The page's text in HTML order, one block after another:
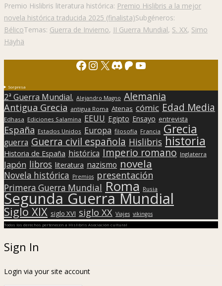
Premio Hislibris literatura histórica: Premio Hislibris a la mejor
novela histórica traducida 2025 (finalista)Subgéneros:
BélicoTemas: Guerra de Invierno, II Guerra Mundial, S. XX, Simo
Häyhä
Facebook
Instagram
X Discord
Patreon
YouTube
Sorpresa
2ª Guerra Mundial. Alejandro Magno Alemania
Antigua Grecia antigua Roma Atenas cómic Edad Media
Edhasa Ediciones Salamina EEUU Egipto Ensayo entrevista
España Estados Unidos Europa filosofía Francia Grecia
guerra Guerra civil española Hislibris historia
Historia de España histórica Imperio romano Inglaterra
Japón libros literatura nazismo novela
Novela histórica Premios presentación
Primera Guerra Mundial Roma Rusia
Segunda Guerra Mundial
Siglo XIX siglo XVI siglo XX Viajes vikingos
Todos los derechos pertenecen a Hislibris Asociación cultural
Sign In
Login via your site account